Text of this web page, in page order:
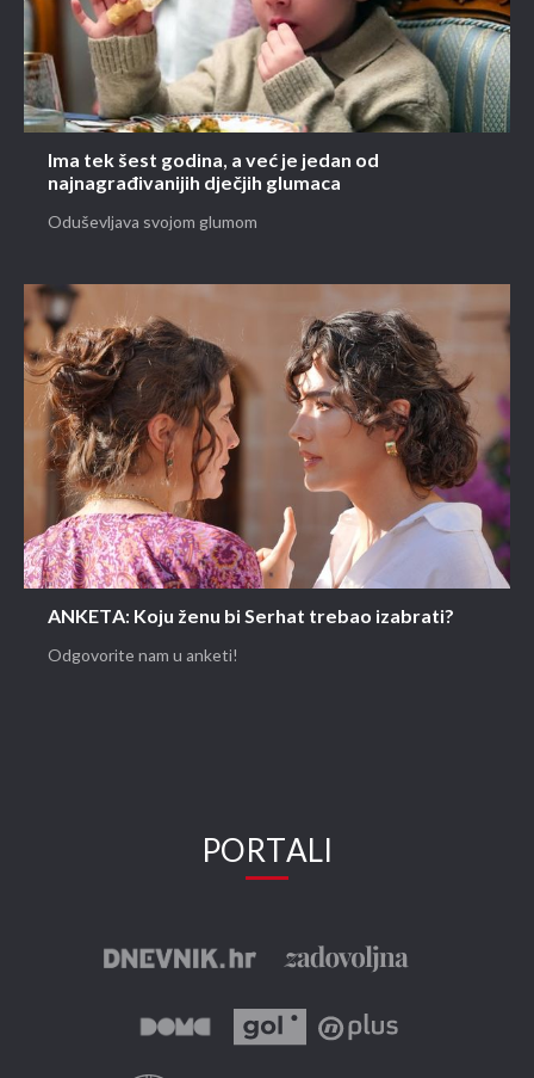
Ima tek šest godina, a već je jedan od
najnagrađivanijih dječjih glumaca
Oduševljava svojom glumom
ANKETA: Koju ženu bi Serhat trebao izabrati?
Odgovorite nam u anketi!
PORTALI